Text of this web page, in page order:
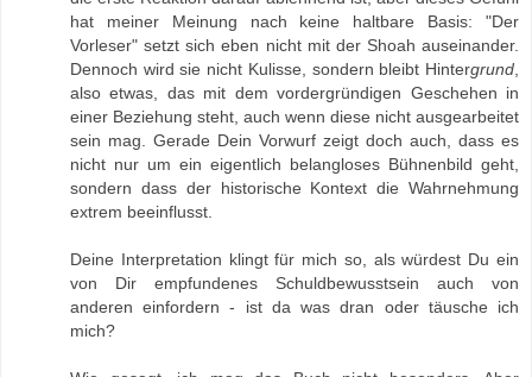
hat meiner Meinung nach keine haltbare Basis: "Der
Vorleser" setzt sich eben nicht mit der Shoah auseinander.
Dennoch wird sie nicht Kulisse, sondern bleibt Hintergrund
also etwas, das mit dem vordergründigen Geschehen in
einer Beziehung steht, auch wenn diese nicht ausgearbeitet
sein mag. Gerade Dein Vorwurf zeigt doch auch, dass es
nicht nur um ein eigentlich belangloses Bühnenbild geht,
sondern dass der historische Kontext die Wahrnehmung
extrem beeinflusst.
Deine Interpretation klingt für mich so, als würdest Du ein
von Dir empfundenes Schuldbewusstsein auch von
anderen einfordern - ist da was dran oder täusche ich
mich?